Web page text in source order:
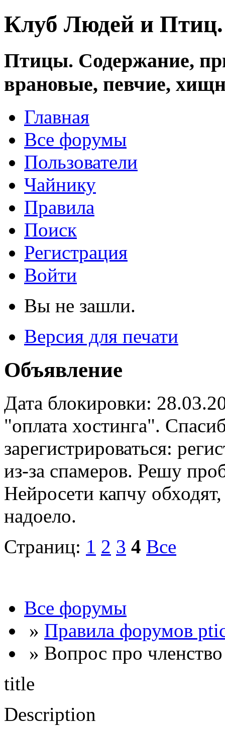
Клуб Людей и
Птицы. Содержание,
врановые, певчие,
Главная
Все форумы
Пользователи
Чайнику
Правила
Поиск
Регистрация
Войти
Вы не зашли.
Версия для печати
Объявление
Дата блокировки:
"оплата хостинга".
зарегистрироваться:
из-за спамеров. Решу
Нейросети капчу
надоело.
Страниц: 1 2 3 4 Все
Все форумы
» Правила форумов
» Вопрос про
title
Description